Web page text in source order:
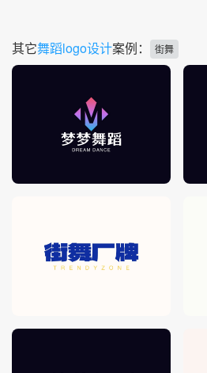
其它舞蹈logo设计案例： 街舞